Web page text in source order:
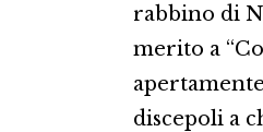
rabbino di
merito a
discepoli a